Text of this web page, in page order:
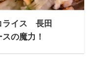
ライス 長田
の魔力！